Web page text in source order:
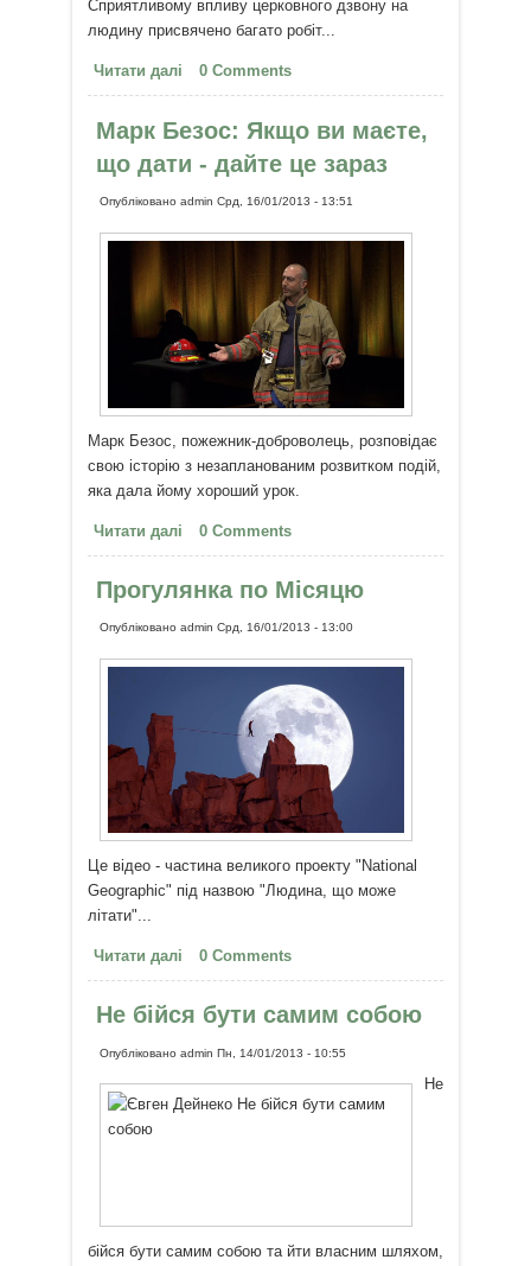
Сприятливому впливу церковного дзвону на
людину присвячено багато робіт...
Читати далі про Цілюща сила дзвонів
0 Comments
Марк Безос: Якщо ви маєте,
що дати - дайте це зараз
Опублікованоadmin Срд, 16/01/2013 - 13:51
Марк Безос, пожежник-доброволець, розповідає
свою історію з незапланованим розвитком подій,
яка дала йому хороший урок.
Читати далі про Марк Безос: Якщо ви маєте,
що дати - дайте це зараз
0 Comments
Прогулянка по Місяцю
Опублікованоadmin Срд, 16/01/2013 - 13:00
Це відео - частина великого проекту "National
Geographic" під назвою "Людина, що може
літати"...
Читати далі про Прогулянка по Місяцю
0 Comments
Не бійся бути самим собою
Опублікованоadmin Пн, 14/01/2013 - 10:55
Не
бійся бути самим собою та йти власним шляхом,